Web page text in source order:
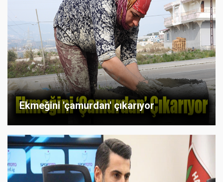
Ekmeğini 'çamurdan' çıkarıyor